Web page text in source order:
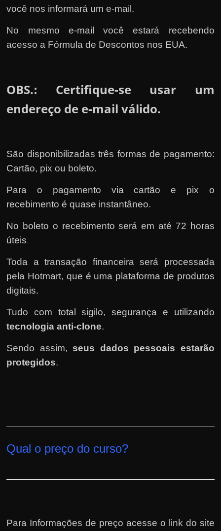
você nos informará um e-mail.
No mesmo e-mail você estará recebendo
acesso a Fórmula de Descontos nos EUA.
OBS.:
Certifique-se usar um
endereço de e-mail válido.
São disponibilizadas três formas de pagamento:
Cartão, pix ou boleto.
Para o pagamento via cartão e pix o
recebimento é quase instantâneo.
No boleto o recebimento será em até 72 horas
úteis.
Toda a transação financeira será processada
pela Hotmart, que é uma plataforma de produtos
digitais.
Tudo com total sigilo, segurança e utilizando
tecnologia anti-clone.
Sendo assim, seus dados pessoais estarão
protegidos.
Qual o preço do curso?
Para Informações de preço acesse o link do site